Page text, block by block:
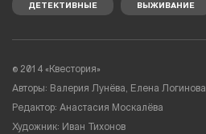
ДЕТЕКТИВНЫЕ ВЫЖИВАНИЕ
© 2014 «Квестория»
Авторы: Валерия Лунёва, Елена Логинова
Редактор: Анастасия Москалёва
Художник: Иван Тихонов